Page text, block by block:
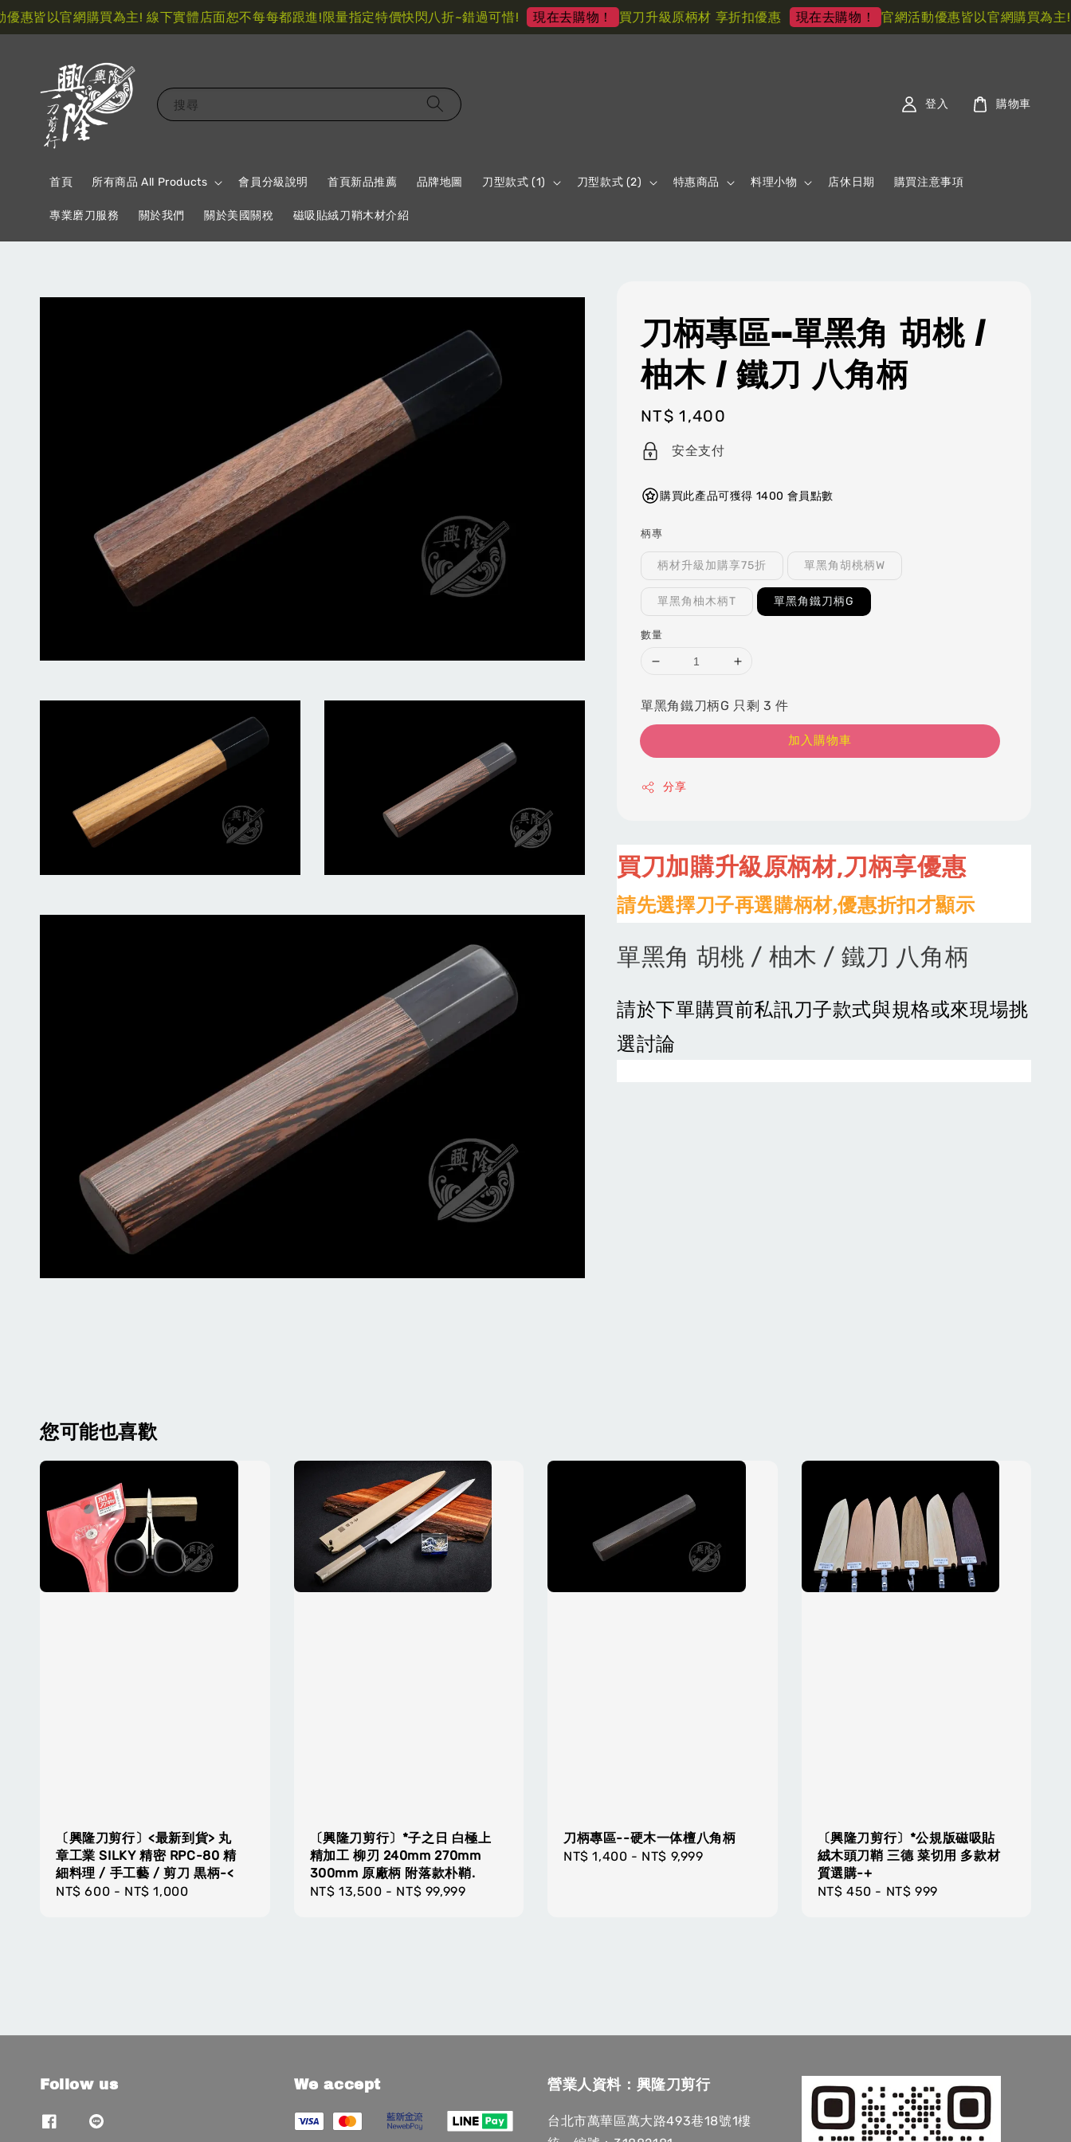
皆以官網購買為主! 線下實體店面恕不每每都跟進!限量指定特價快閃八折~錯過可惜! 現在去購物！ 買刀升級原柄材 享折扣優惠 現在去購物！ 官網活動優惠皆以官網購買為主!
搜尋
首頁 所有商品 All Products 會員分級說明 首頁新品推薦 品牌地圖 刀型款式 (1) 刀型款式 (2) 特惠商品 料理小物 店休日期 購買注意事項
專業磨刀服務 關於我們 關於美國關稅 磁吸貼絨刀鞘木材介紹
登入 購物車
刀柄專區--單黑角 胡桃 /
柚木 / 鐵刀 八角柄
Regular
price
NT$ 1,400
安全支付
購買此產品可獲得 1400 會員點數
柄專
柄材升級加購享75折 單黑角胡桃柄W
單黑角柚木柄T 單黑角鐵刀柄G
數量
單黑角鐵刀柄G 只剩 3 件
加入購物車
分享
買刀加購升級原柄材,刀柄享優惠
請先選擇刀子再選購柄材,優惠折扣才顯示
單黑角 胡桃 / 柚木 / 鐵刀 八角柄
請於下單購買前私訊刀子款式與規格或來現場挑
選討論
您可能也喜歡
〔興隆刀剪行〕<最新到貨> 丸
章工業 SILKY 精密 RPC-80 精
細料理 / 手工藝 / 剪刀 黒柄-<
Regular
NT$ 600 - NT$ 1,000
〔興隆刀剪行〕*子之日 白極上
精加工 柳刃 240mm 270mm
300mm 原廠柄 附落款朴鞘.
Regular
NT$ 13,500 - NT$ 99,999
刀柄專區--硬木一体檀八角柄
Regular
NT$ 1,400 - NT$ 9,999
〔興隆刀剪行〕*公規版磁吸貼
絨木頭刀鞘 三德 菜切用 多款材
質選購-+
Regular
NT$ 450 - NT$ 999
Follow us We accept 營業人資料：興隆刀剪行
台北市萬華區萬大路493巷18號1樓